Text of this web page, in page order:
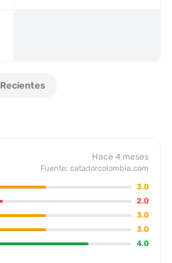
Recientes
Hace 4 meses
Fuente: catadorcolombia.com
3.0
2.0
3.0
3.0
4.0